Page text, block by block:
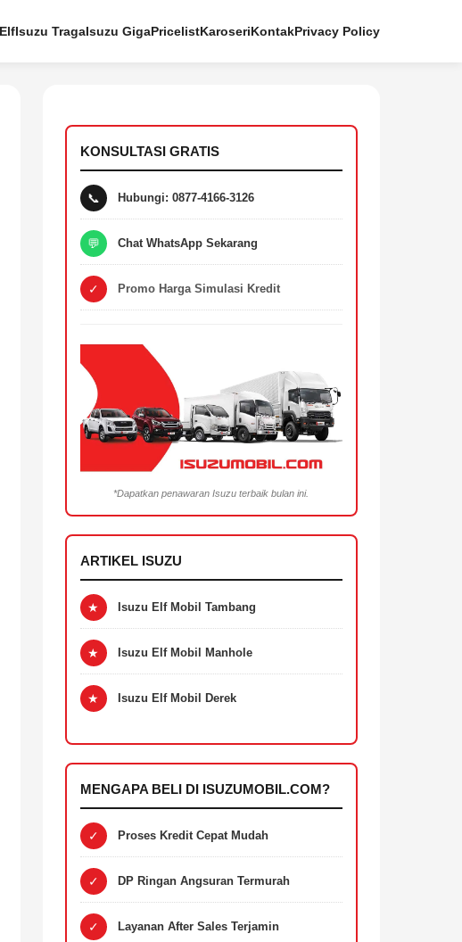
Isuzu TragaIsuzu GigaPricelistKaroseriKontakPrivacy Policy
KONSULTASI GRATIS
📞 Hubungi: 0877-4166-3126
💬 Chat WhatsApp Sekarang
✓ Promo Harga Simulasi Kredit
*Dapatkan penawaran Isuzu terbaik bulan ini.
ARTIKEL ISUZU
★ Isuzu Elf Mobil Tambang
★ Isuzu Elf Mobil Manhole
★ Isuzu Elf Mobil Derek
MENGAPA BELI DI ISUZUMOBIL.COM?
✓ Proses Kredit Cepat Mudah
✓ DP Ringan Angsuran Termurah
✓ Layanan After Sales Terjamin